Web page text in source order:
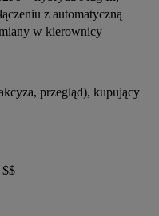
z automatyczną
w kierownicy
przegląd), kupujący